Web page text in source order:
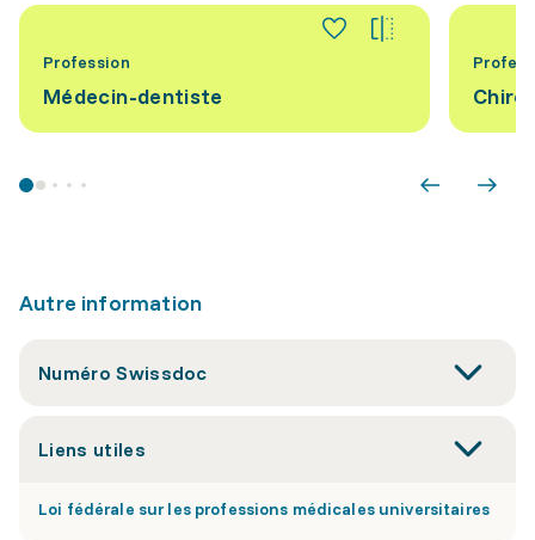
Profession
Médecin-dentiste
Autre information
Numéro Swissdoc
Liens utiles
Loi fédérale sur les professions médicales universitaires